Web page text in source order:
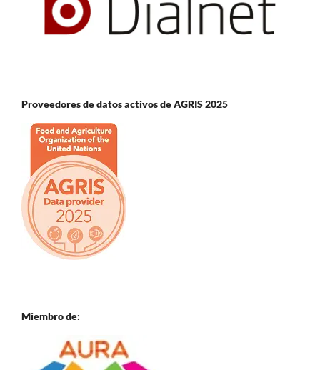
Proveedores de datos activos de AGRIS 2025
Miembro de: